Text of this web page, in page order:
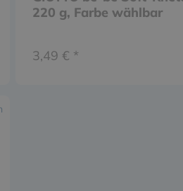
220 g, Farbe wählbar
3,49 € *